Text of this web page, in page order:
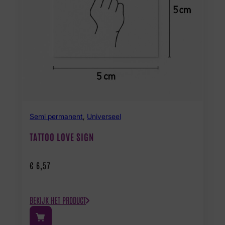
Semi permanent Universeel
TATTOO LOVE SIGN
€ 6,57
BEKIJK HET PRODUCT